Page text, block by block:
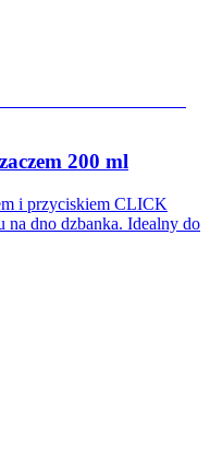
200 ml
i przyciskiem CLICK
na dno dzbanka. Idealny do